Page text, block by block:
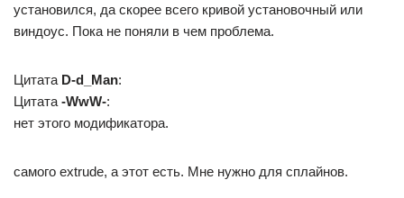
установился, да скорее всего кривой установочный или
виндоус. Пока не поняли в чем проблема.
Цитата D-d_Man:
Цитата -WwW-:
нет этого модификатора.
самого extrude, а этот есть. Мне нужно для сплайнов.